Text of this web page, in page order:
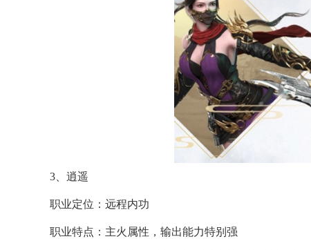
3、逍遥
职业定位：远程内功
职业特点：主火属性，输出能力特别强